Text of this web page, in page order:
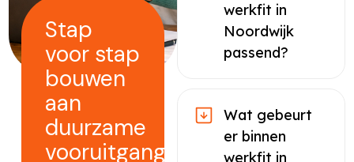
Stap
voor stap
bouwen
aan
duurzame
vooruitgang
werkfit in
Noordwijk
passend?
Wat gebeurt
er binnen
werkfit in